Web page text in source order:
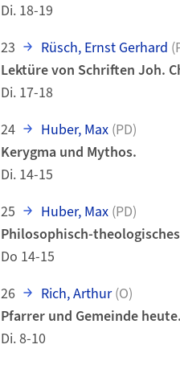
Di. 18-19
23
Rüsch, Ernst Gerhard
Lektüre von Schriften Joh.
Di. 17-18
24
Huber, Max (PD)
Kerygma und Mythos.
Di. 14-15
25
Huber, Max (PD)
Philosophisch-
Do 14-15
26
Rich, Arthur (O)
Pfarrer und Gemeinde heute.
Di. 8-10